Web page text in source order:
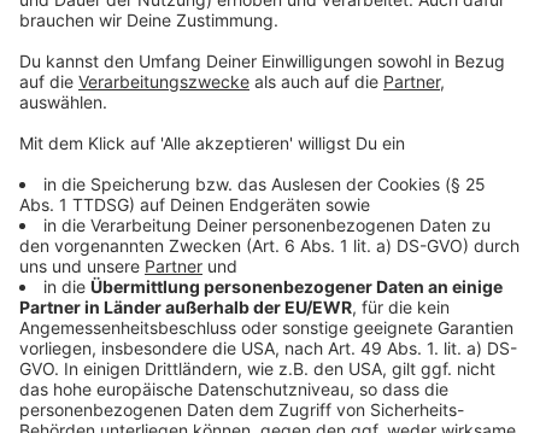
454.900 bis 2035.
Um diese Ziele zu erreichen, fordert die IG BAU eine
intensive Förderung durch Bund und Land, schnell
Standards „Erleichtertes Bauen“, um günstiger und
effizienter bauen zu können. Außerdem soll eine
öffentliche Statistik über den Neubau von
Sozialwohnungen in NRW eingeführt werden.
Anzeige